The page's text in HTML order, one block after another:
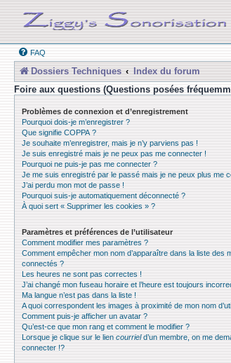
FAQ
Dossiers Techniques
Index du forum
Foire aux questions (Questions posées
Problèmes de connexion et d’enregistrement
Pourquoi dois-je m’enregistrer ?
Que signifie COPPA ?
Je souhaite m’enregistrer, mais je n’y parviens pas !
Je suis enregistré mais je ne peux pas me connecter !
Pourquoi ne puis-je pas me connecter ?
Je me suis enregistré par le passé mais je ne peux plus me
J’ai perdu mon mot de passe !
Pourquoi suis-je automatiquement déconnecté ?
À quoi sert « Supprimer les cookies » ?
Paramètres et préférences de l’utilisateur
Comment modifier mes paramètres ?
Comment empêcher mon nom d’apparaître dans la liste des
connectés ?
Les heures ne sont pas correctes !
J’ai changé mon fuseau horaire et l’heure est toujours
Ma langue n’est pas dans la liste !
A quoi correspondent les images à proximité de mon nom
Comment puis-je afficher un avatar ?
Qu’est-ce que mon rang et comment le modifier ?
Lorsque je clique sur le lien courrield’un membre, on me
connecter !?